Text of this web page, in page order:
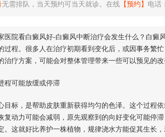
无需排队，当天预约可当天就诊。在线 【预约】 电话：
医院看白癜风好-白癜风中断治疗会发生什么？白癜
过程。很多人在治疗初期看到变化后，或因事务繁
治疗方案，可能会对整体管理带来一些可以预见的
可能放缓或停滞
标，是帮助皮肤重新获得均匀的色泽。这个过程依
复动力可能会减弱，原先观察到的向好变化可能停
。这就好比养护一株植物，规律浇水方能促其生长